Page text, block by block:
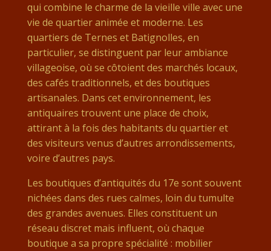
qui combine le charme de la vieille ville avec une
vie de quartier animée et moderne. Les
quartiers de Ternes et Batignolles, en
particulier, se distinguent par leur ambiance
villageoise, où se côtoient des marchés locaux,
des cafés traditionnels, et des boutiques
artisanales. Dans cet environnement, les
antiquaires trouvent une place de choix,
attirant à la fois des habitants du quartier et
des visiteurs venus d’autres arrondissements,
voire d’autres pays.
Les boutiques d’antiquités du 17e sont souvent
nichées dans des rues calmes, loin du tumulte
des grandes avenues. Elles constituent un
réseau discret mais influent, où chaque
boutique a sa propre spécialité : mobilier